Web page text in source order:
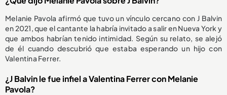
Melanie Pavola afirmó que tuvo un vínculo cercano con J Balvin
en 2021, que el cantante la habría invitado a salir en Nueva York y
que ambos habrían tenido intimidad. Según su relato, se alejó
de él cuando descubrió que estaba esperando un hijo con
Valentina Ferrer.
¿J Balvin le fue infiel a Valentina Ferrer con Melanie
Pavola?